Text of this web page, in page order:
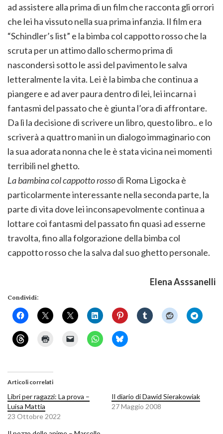
ad assistere alla prima di un film che racconta gli orrori
che lei ha vissuto nella sua prima infanzia. Il film era
“Schindler’s list” e la bimba col cappotto rosso che la
scruta per un attimo dallo schermo prima di
nascondersi sotto le assi del pavimento le salva
letteralmente la vita. Lei è la bimba che continua a
piangere e ad aver paura dentro di lei, lei incarna i
fantasmi del passato che è giunta l’ora di affrontare.
Da lì la decisione di scrivere un libro, questo libro.. e lo
scriverà a quattro mani in un dialogo immaginario con
la sua adorata nonna che le è stata vicina nei momenti
terribili nel ghetto.
La bambina col cappotto rossodi Roma Ligocka è
particolarmente interessante nella seconda parte, la
parte di vita dove lei inconsapevolmente continua a
lottare coi fantasmi del passato fin quasi ad esserne
travolta, fino alla folgorazione della bimba col
cappotto rosso che la salva dal suo ghetto personale.
Elena Asssanelli
Condividi:
Articoli correlati
Libri per ragazzi: La prova –
Luisa Mattia
23 Ottobre 2022
Il diario di Dawid Sierakowiak
27 Maggio 2008